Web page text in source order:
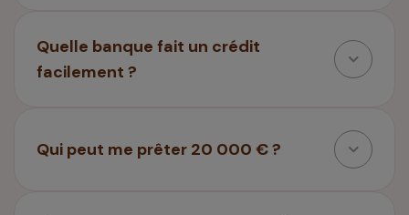
Quelle banque fait un crédit
facilement ?
Qui peut me prêter 20 000 € ?